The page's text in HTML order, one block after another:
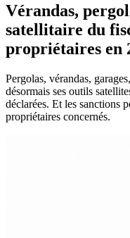
Vérandas,
satellitaire du
propriétaires en
Pergolas, vérandas,
désormais ses outils
déclarées. Et les sanctions
propriétaires concernés.